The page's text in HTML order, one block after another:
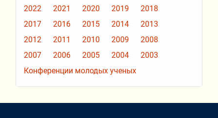
2022
2021 2020 2019
2018
2017
2016 2015 2014
2013
2012
2011 2010 2009
2008
2007
2006 2005 2004
2003
Конференции молодых ученых